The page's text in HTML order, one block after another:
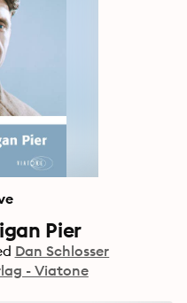
Pier
Dan Schlosser
- Viatone